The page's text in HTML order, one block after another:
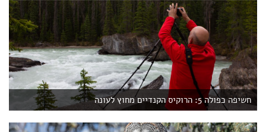
חשיפה כפולה 5: הרוקיס הקנדיים מחוץ לעונה